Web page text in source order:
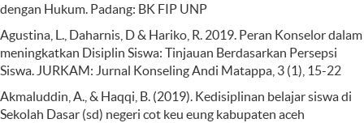
dengan Hukum. Padang: BK FIP UNP
Agustina, L., Daharnis, D & Hariko, R. 2019. Peran Konselor dalam
meningkatkan Disiplin Siswa: Tinjauan Berdasarkan Persepsi
Siswa. JURKAM: Jurnal Konseling Andi Matappa, 3 (1), 15-22
Akmaluddin, A., & Haqqi, B. (2019). Kedisiplinan belajar siswa di
Sekolah Dasar (sd) negeri cot keu eung kabupaten aceh